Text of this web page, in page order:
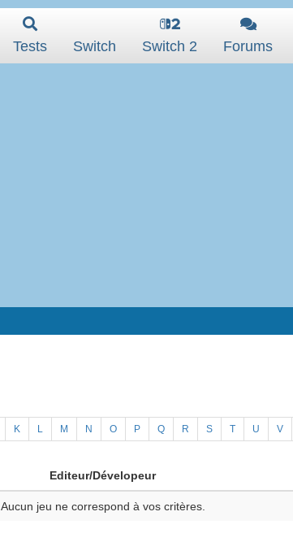
Tests Switch Switch 2 Forums
K L M N O P Q R S T U V
Editeur/Dévelopeur
Aucun jeu ne correspond à vos critères.